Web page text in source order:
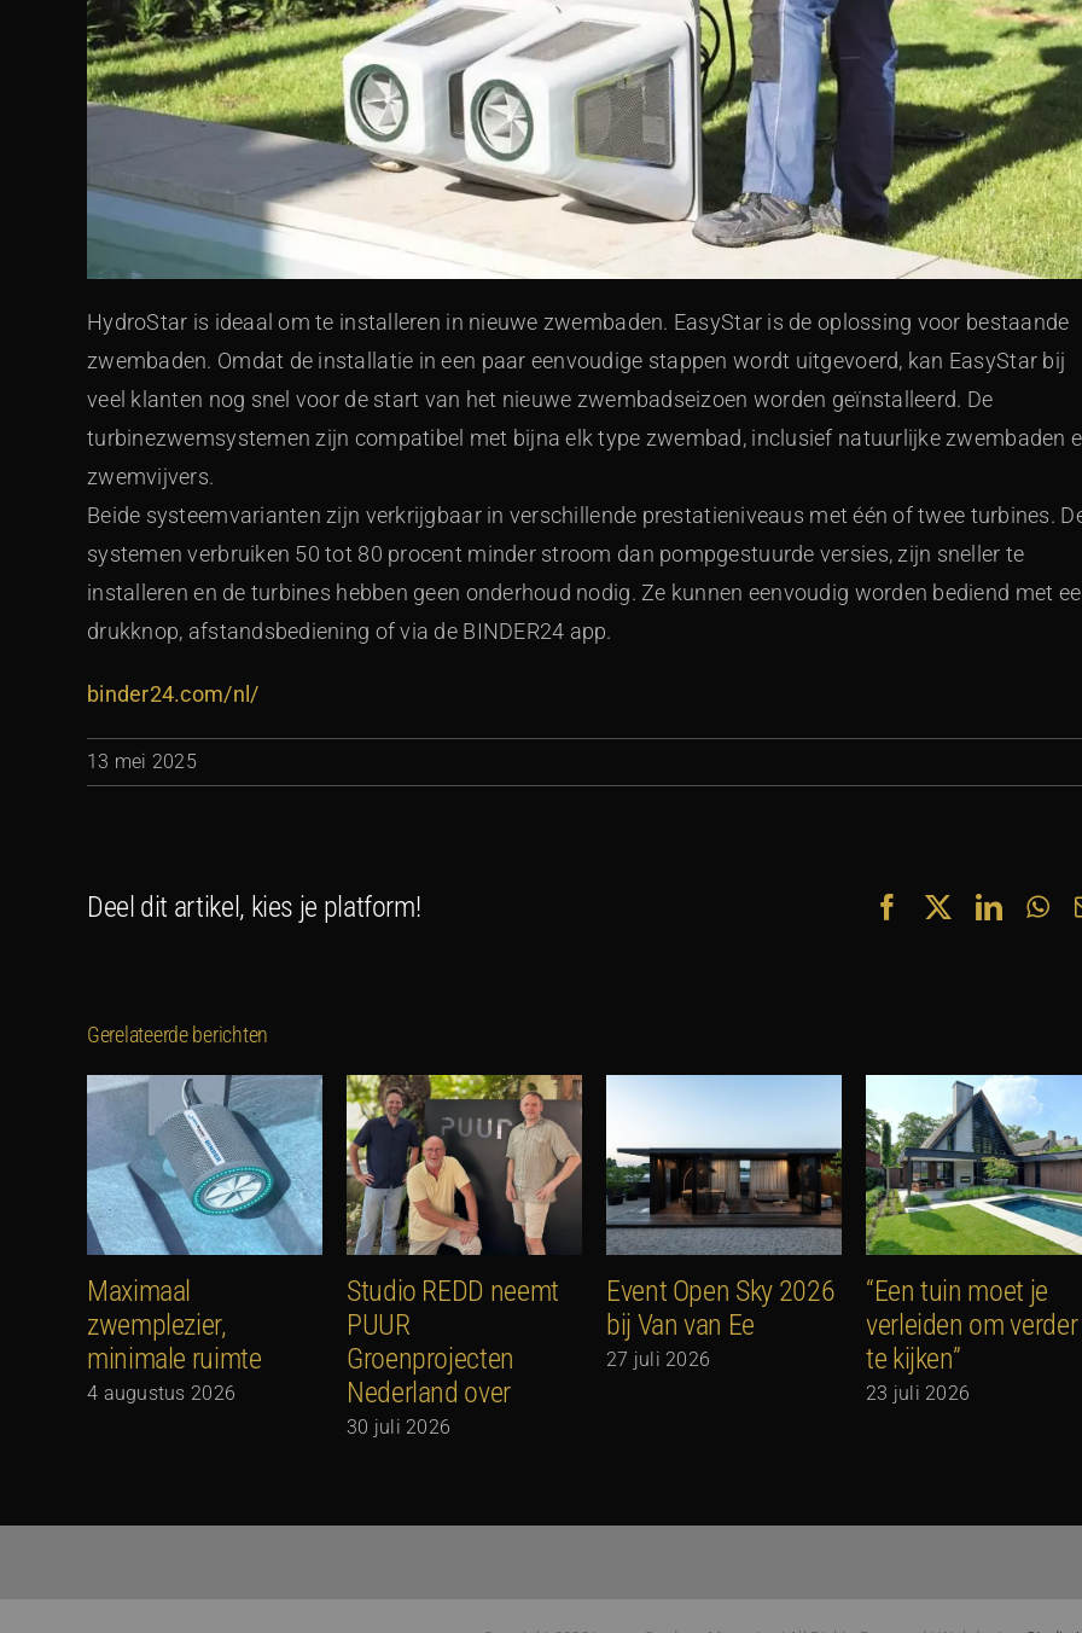
HydroStar is ideaal om te installeren in nieuwe zwembaden. EasyStar is de oplossing voor bestaande
zwembaden. Omdat de installatie in een paar eenvoudige stappen wordt uitgevoerd, kan EasyStar bij
veel klanten nog snel voor de start van het nieuwe zwembadseizoen worden geïnstalleerd. De
turbinezwemsystemen zijn compatibel met bijna elk type zwembad, inclusief natuurlijke zwembaden
zwemvijvers.
Beide systeemvarianten zijn verkrijgbaar in verschillende prestatieniveaus met één of twee turbines.
systemen verbruiken 50 tot 80 procent minder stroom dan pompgestuurde versies, zijn sneller te
installeren en de turbines hebben geen onderhoud nodig. Ze kunnen eenvoudig worden bediend met
drukknop, afstandsbediening of via de BINDER24 app.
binder24.com/nl/
13 mei 2025
Deel dit artikel, kies je platform! Facebook
Gerelateerde berichten
Maximaal
zwemplezier,
minimale ruimte
4 augustus 2026
Studio REDD neemt
PUUR
Groenprojecten
Nederland over
30 juli 2026
Event Open Sky 2026
bij Van van Ee
27 juli 2026
“Een tuin moet je
verleiden om verder
te kijken”
23 juli 2026